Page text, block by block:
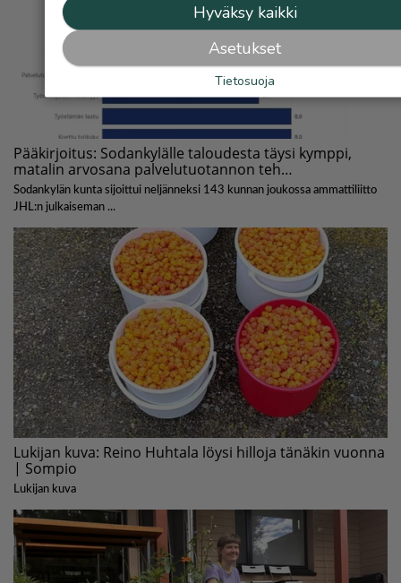
Hyväksy kaikki
Asetukset
Tietosuoja